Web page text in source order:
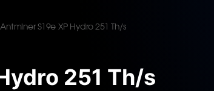
S19e XP Hydro 251 Th/s
251 Th/s